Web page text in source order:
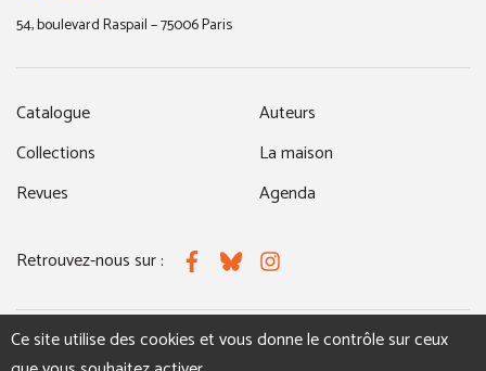
54, boulevard Raspail – 75006 Paris
Catalogue
Collections
Revues
Auteurs
La maison
Agenda
Retrouvez-nous sur : FacebookBlueskyInstagram
Ce site utilise des cookies et vous donne le contrôle sur ceux